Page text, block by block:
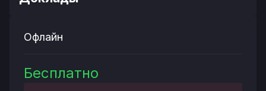
Офлайн
Бесплатно